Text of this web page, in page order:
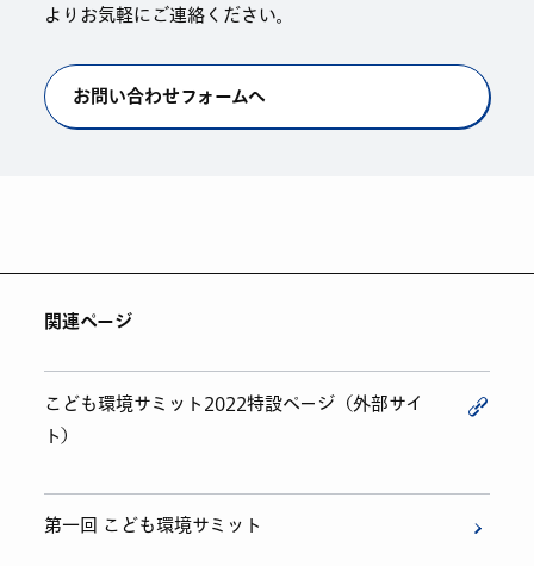
よりお気軽にご連絡ください。
お問い合わせフォームへ
関連ページ
こども環境サミット2022特設ページ（外部サイ
ト）
第一回 こども環境サミット